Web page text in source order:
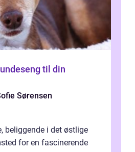
til din
Sørensen
beliggende i det østlige
for en fascinerende